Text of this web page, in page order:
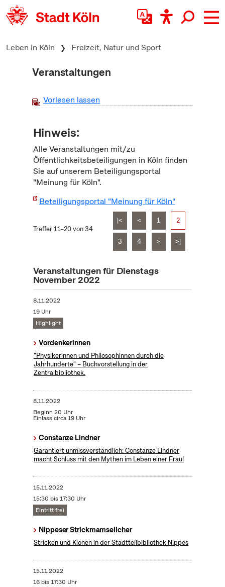
zum Inhalt springen
Leben in Köln Freizeit, Natur und Sport
Veranstaltungen
Vorlesen lassen
Hinweis:
Alle Veranstaltungen mit/zu
Öffentlichkeitsbeteiligungen in Köln finden
Sie auf unserem Beteiligungsportal
"Meinung für Köln".
Beteiligungsportal "Meinung für Köln"
Treffer 11–20 von 34
|< < 1 2
3 4 > >|
Veranstaltungen für Dienstags
November 2022
8.11.2022
19 Uhr
Highlight
Vordenkerinnen
"Physikerinnen und Philosophinnen durch die
Jahrhunderte" – Buchvorstellung in der
Zentralbibliothek.
8.11.2022
Beginn 20 Uhr
Einlass circa 19 Uhr
Constanze Lindner
Garantiert unmissverständlich: Constanze Lindner
macht Schluss mit den Mythen im Leben einer Frau!
15.11.2022
15:30 bis 17:30 Uhr
Eintritt frei
Nippeser Strickmamsellcher
Stricken und Klönen in der Stadtteilbibliothek Nippes
15.11.2022
16 bis 17:30 Uhr